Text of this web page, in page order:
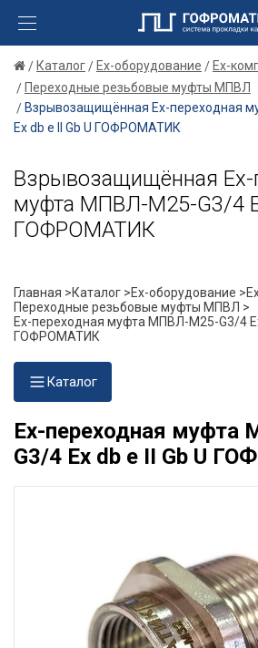
Каталог Ex-оборудование
Ex-
Переходные резьбовые муфты МПВЛ
Взрывозащищённая Ex-переходная
Ех db e II Gb U ГОФРОМАТИК
Взрывозащищённая Ex-
муфта МПВЛ-М25-G3/4
ГОФРОМАТИК
Главная >Каталог >Ex-оборудование >
Переходные резьбовые муфты МПВЛ >
Ex-переходная муфта МПВЛ-М25-G3/4 Ех
ГОФРОМАТИК
Каталог
Ex-переходная
G3/4 Ех db e II Gb U